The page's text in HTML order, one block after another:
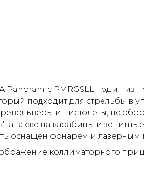
Panoramic PMRGSLL - один из
подходит для стрельбы в
револьверы и пистолеты, не
а также на карабины и
оснащен фонарем и лазерным
коллиматорного